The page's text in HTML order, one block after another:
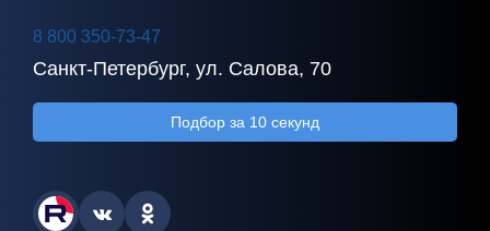
8 800 350-73-47
Санкт-Петербург, ул. Салова, 70
Подбор за 10 секунд